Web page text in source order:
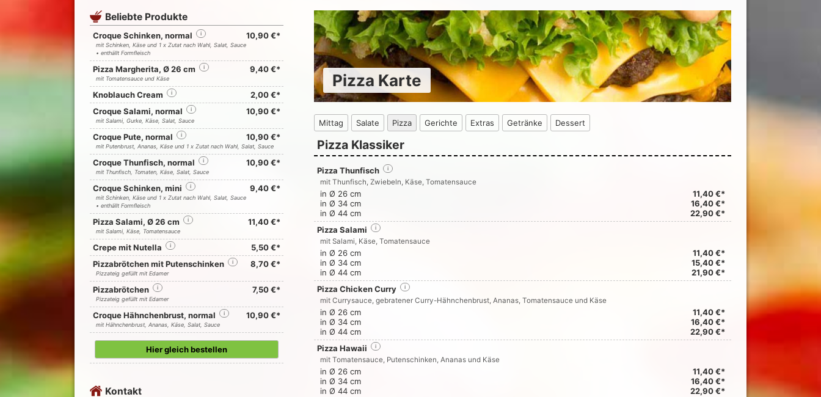
Beliebte Produkte
Croque Schinken, normal i 10,90 €*
mit Schinken, Käse und 1 x Zutat nach Wahl, Salat, Sauce
• enthällt Formfleisch
Pizza Margherita, Ø 26 cm i 9,40 €*
mit Tomatensauce und Käse
Knoblauch Cream i
2,00 €*
Croque Salami, normal
i 10,90 €*
mit Salami, Gurke, Käse, Salat, Sauce
Croque Pute, normal i 10,90 €*
mit Putenbrust, Ananas, Käse und 1 x Zutat nach Wahl, Salat, Sauce
Croque Thunfisch, normal i 10,90 €*
mit Thunfisch, Tomaten, Käse, Salat, Sauce
Croque Schinken, mini i 9,40 €*
mit Schinken, Käse und 1 x Zutat nach Wahl, Salat, Sauce
• enthällt Formfleisch
Pizza Salami, Ø 26 cm i 11,40 €*
mit Salami, Käse, Tomatensauce
Crepe mit Nutella i
5,50 €*
Pizzabrötchen mit Putenschinken
i 8,70 €*
Pizzateig gefüllt mit Edamer
Pizzabrötchen i 7,50 €*
Pizzateig gefüllt mit Edamer
Croque Hähnchenbrust, normal i 10,90 €*
mit Hähnchenbrust, Ananas, Käse, Salat, Sauce
Hier gleich bestellen
Kontakt
Pizza Karte
Mittag Salate Pizza Gerichte Extras Getränke Dessert
Pizza Klassiker
Pizza Thunfisch i
mit Thunfisch, Zwiebeln, Käse, Tomatensauce
in Ø 26 cm
11,40 €*
in Ø 34 cm
16,40 €*
in Ø 44 cm
22,90 €*
Pizza Salami
i
mit Salami, Käse, Tomatensauce
in Ø 26 cm
11,40 €*
in Ø 34 cm
15,40 €*
in Ø 44 cm
21,90 €*
Pizza Chicken Curry
i
mit Currysauce, gebratener Curry-Hähnchenbrust, Ananas, Tomatensauce und Käse
in Ø 26 cm
11,40 €*
in Ø 34 cm
16,40 €*
in Ø 44 cm
22,90 €*
Pizza Hawaii
i
mit Tomatensauce, Putenschinken, Ananas und Käse
in Ø 26 cm
11,40 €*
in Ø 34 cm
16,40 €*
in Ø 44 cm
22,90 €*